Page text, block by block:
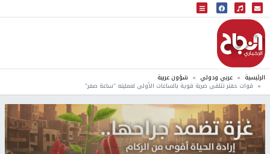
البث المباشر
إذاعة النجاح
الرئيسية عربي ودولي شؤون عربية
قوات حفتر تتلقى ضربة قوية بالساعات الأولى لعمليته "ساعة صفر"